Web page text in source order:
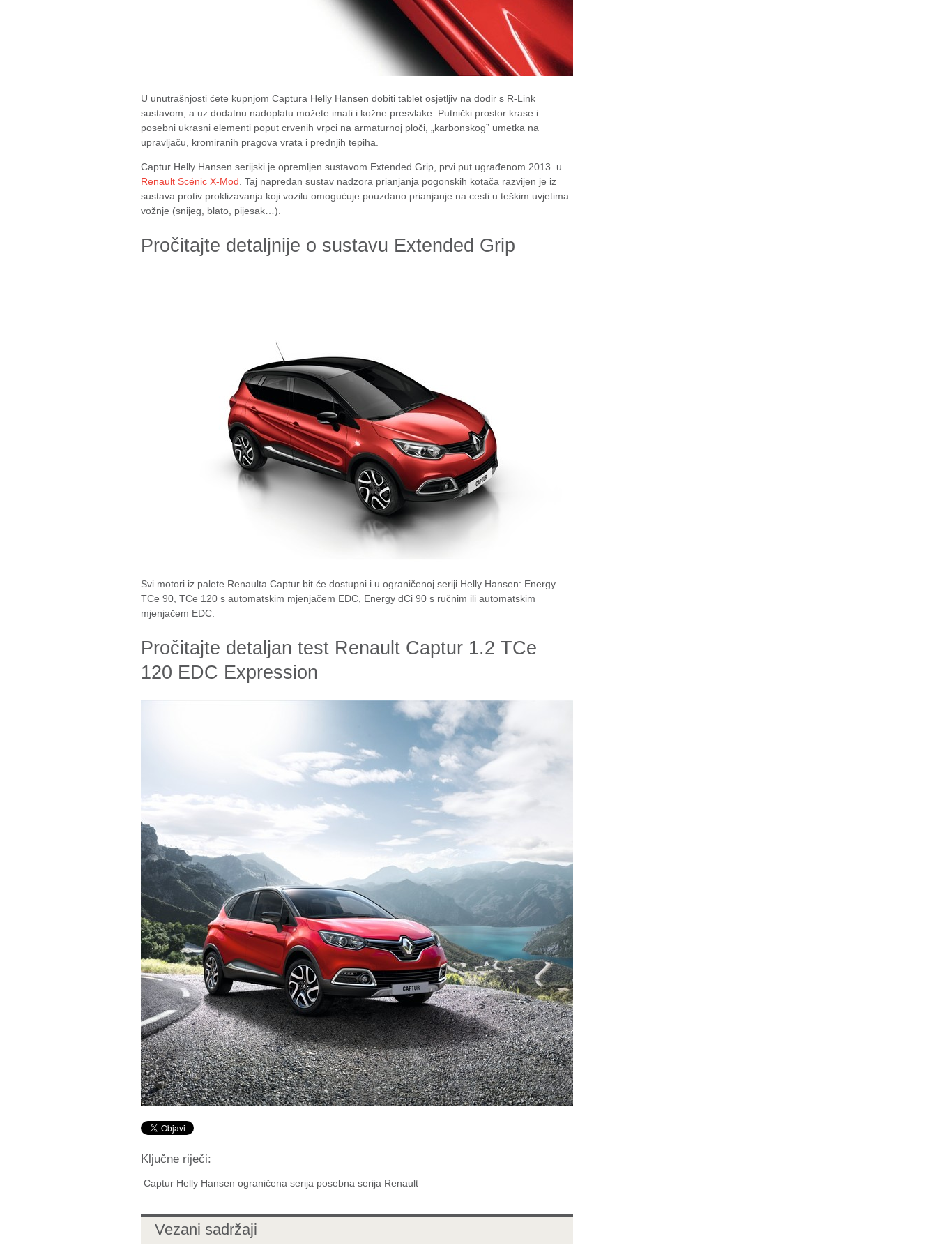
U unutrašnjosti ćete kupnjom Captura Helly Hansen dobiti tablet osjetljiv na dodir s R-Link
sustavom, a uz dodatnu nadoplatu možete imati i kožne presvlake. Putnički prostor krase i
posebni ukrasni elementi poput crvenih vrpci na armaturnoj ploči, „karbonskog” umetka na
upravljaču, kromiranih pragova vrata i prednjih tepiha.
Captur Helly Hansen serijski je opremljen sustavom Extended Grip, prvi put ugrađenom 2013. u
Renault Scénic X-Mod . Taj napredan sustav nadzora prianjanja pogonskih kotača razvijen je iz
sustava protiv proklizavanja koji vozilu omogućuje pouzdano prianjanje na cesti u teškim uvjetima
vožnje (snijeg, blato, pijesak…).
Pročitajte detaljnije o sustavu Extended Grip
Svi motori iz palete Renaulta Captur bit će dostupni i u ograničenoj seriji Helly Hansen: Energy
TCe 90, TCe 120 s automatskim mjenjačem EDC, Energy dCi 90 s ručnim ili automatskim
mjenjačem EDC.
Pročitajte detaljan test Renault Captur 1.2 TCe
120 EDC Expression
Ključne riječi:
Captur Helly Hansen ograničena serija posebna serija Renault
Vezani sadržaji